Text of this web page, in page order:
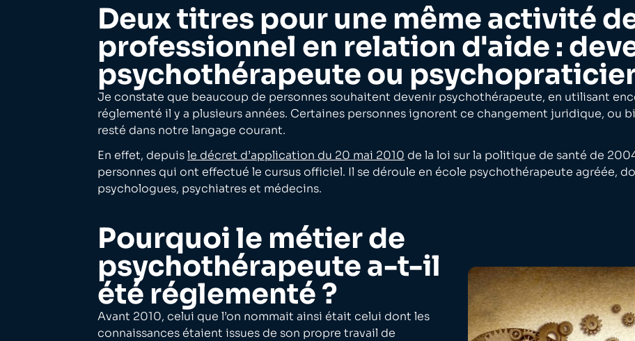
Deux titres pour une même activité
professionnel en relation d'aide :
psychothérapeute ou
Je constate que beaucoup de personnes souhaitent devenir psychothérapeute, en utilisant
réglementé il y a plusieurs années. Certaines personnes ignorent ce changement juridique, ou
resté dans notre langage courant.
En effet, depuisle décret d’application du 20 mai 2010 de la loi sur la politique de santé de
personnes qui ont effectué le cursus officiel. Il se déroule en école psychothérapeute agréée,
psychologues, psychiatres et médecins.
Pourquoi le métier de
psychothérapeute a-t-il
été réglementé ?
Avant 2010, celui que l’on nommait ainsi était celui dont les
connaissances étaient issues de son propre travail de